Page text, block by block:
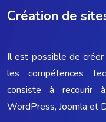
Création de
Il est possible de créer
les compétences
consiste à recourir
WordPress, Joomla et